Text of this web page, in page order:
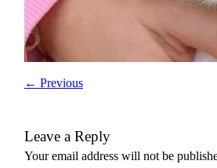
← Previous
Leave a Reply
Your email address will not be